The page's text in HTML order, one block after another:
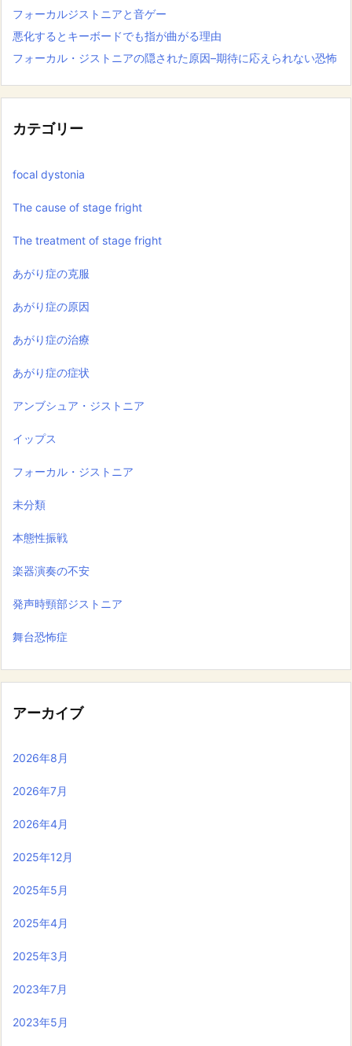
フォーカルジストニアと音ゲー
悪化するとキーボードでも指が曲がる理由
フォーカル・ジストニアの隠された原因–期待に応えられない恐怖
カテゴリー
focal dystonia
The cause of stage fright
The treatment of stage fright
あがり症の克服
あがり症の原因
あがり症の治療
あがり症の症状
アンブシュア・ジストニア
イップス
フォーカル・ジストニア
未分類
本態性振戦
楽器演奏の不安
発声時頸部ジストニア
舞台恐怖症
アーカイブ
2026年8月
2026年7月
2026年4月
2025年12月
2025年5月
2025年4月
2025年3月
2023年7月
2023年5月